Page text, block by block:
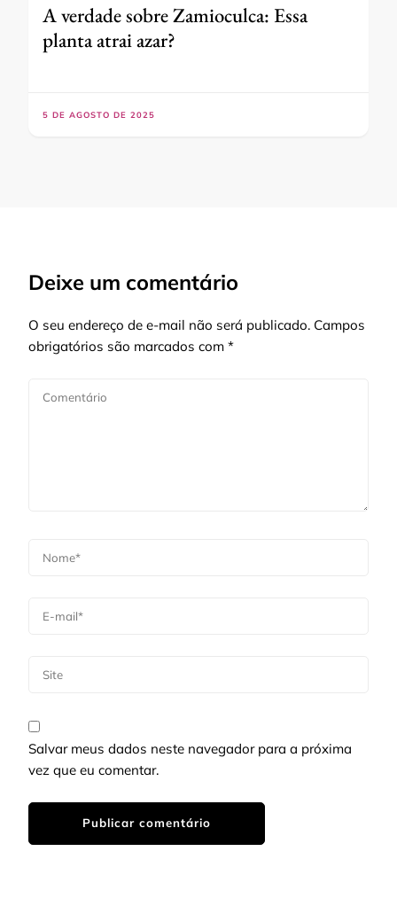
A verdade sobre Zamioculca: Essa
planta atrai azar?
5 DE AGOSTO DE 2025
Deixe um comentário
O seu endereço de e-mail não será publicado. Campos
obrigatórios são marcados com *
Salvar meus dados neste navegador para a próxima
vez que eu comentar.